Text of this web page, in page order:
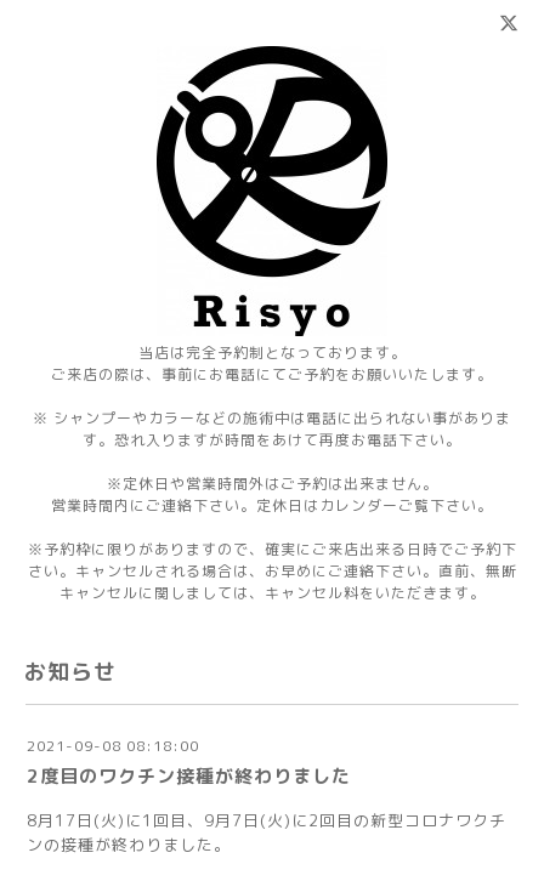
当店は完全予約制となっております。
ご来店の際は、事前にお電話にてご予約をお願いいたします。
※ シャンプーやカラーなどの施術中は電話に出られない事がありま
す。恐れ入りますが時間をあけて再度お電話下さい。
※定休日や営業時間外はご予約は出来ません。
営業時間内にご連絡下さい。定休日はカレンダーご覧下さい。
※予約枠に限りがありますので、確実にご来店出来る日時でご予約下
さい。キャンセルされる場合は、お早めにご連絡下さい。直前、無断
キャンセルに関しましては、キャンセル料をいただきます。
お知らせ
2021-09-08 08:18:00
2度目のワクチン接種が終わりました
8月17日(火)に1回目、9月7日(火)に2回目の新型コロナワクチ
ンの接種が終わりました。